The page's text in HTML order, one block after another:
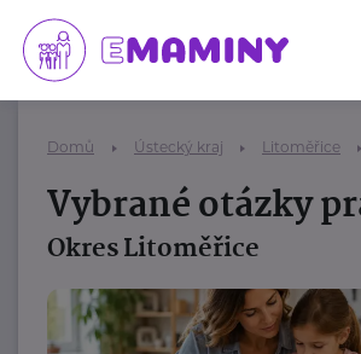
Domů Ústecký kraj Litoměřice
Vybrané otázky
Okres Litoměřice